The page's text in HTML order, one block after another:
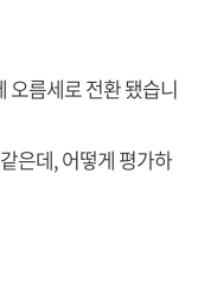
오름세로 전환 됐습니
은데, 어떻게 평가하